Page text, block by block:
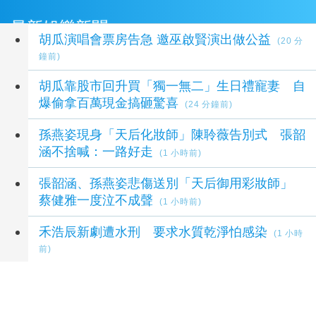
最新娛樂新聞
胡瓜演唱會票房告急 邀巫啟賢演出做公益
(20 分
鐘前)
胡瓜靠股市回升買「獨一無二」生日禮寵妻 自
爆偷拿百萬現金搞砸驚喜
(24 分鐘前)
孫燕姿現身「天后化妝師」陳聆薇告別式 張韶
涵不捨喊：一路好走
(1 小時前)
張韶涵、孫燕姿悲傷送別「天后御用彩妝師」
蔡健雅一度泣不成聲
(1 小時前)
禾浩辰新劇遭水刑 要求水質乾淨怕感染
(1 小時
前)